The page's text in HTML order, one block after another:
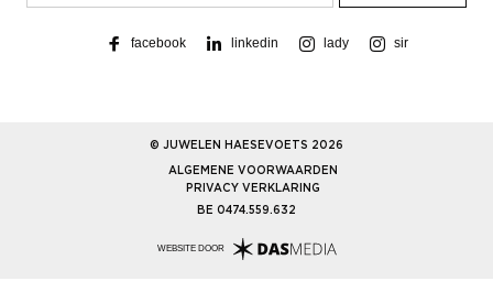
facebook linkedin lady sir
© JUWELEN HAESEVOETS 2026
ALGEMENE VOORWAARDEN
PRIVACY VERKLARING
BE 0474.559.632
WEBSITE DOOR